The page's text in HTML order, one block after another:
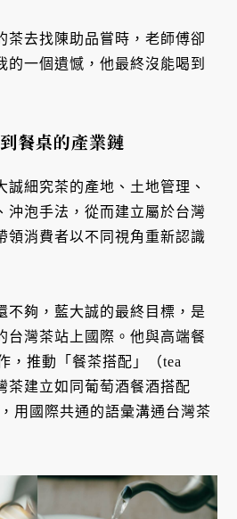
茶去找陳助品嘗時，老師傅卻
的一個遺憾，他最終沒能喝到
餐桌的產業鏈
誠細究茶的產地、土地管理、
沖泡手法，從而建立屬於台灣
領消費者以不同視角重新認識
不夠，藍大誠的最終目標，是
台灣茶站上國際。他與高端餐
，推動「餐茶搭配」（tea
茶建立如同葡萄酒餐酒搭配
用國際共通的語彙溝通台灣茶